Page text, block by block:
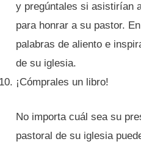
y pregúntales si asistirían
para honrar a su pastor.
palabras de aliento e
de su iglesia.
¡Cómprales un libro!
No importa cuál sea su
pastoral de su iglesia